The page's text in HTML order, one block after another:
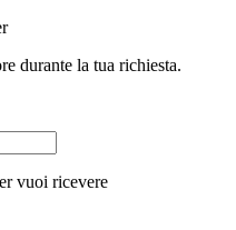
durante la tua richiesta.
vuoi ricevere